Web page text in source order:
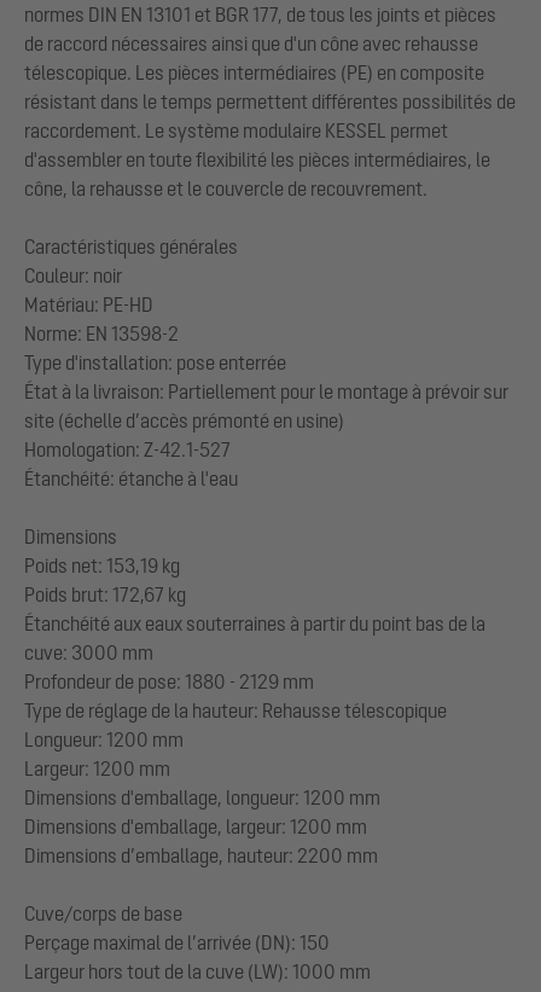
normes DIN EN 13101 et BGR 177, de tous les joints et pièces
de raccord nécessaires ainsi que d'un cône avec rehausse
télescopique. Les pièces intermédiaires (PE) en composite
résistant dans le temps permettent différentes possibilités de
raccordement. Le système modulaire KESSEL permet
d'assembler en toute flexibilité les pièces intermédiaires, le
cône, la rehausse et le couvercle de recouvrement.
Caractéristiques générales
Couleur: noir
Matériau: PE-HD
Norme: EN 13598-2
Type d'installation: pose enterrée
État à la livraison: Partiellement pour le montage à prévoir sur
site (échelle d’accès prémonté en usine)
Homologation: Z-42.1-527
Étanchéité: étanche à l'eau
Dimensions
Poids net: 153,19 kg
Poids brut: 172,67 kg
Étanchéité aux eaux souterraines à partir du point bas de la
cuve: 3000 mm
Profondeur de pose: 1880 - 2129 mm
Type de réglage de la hauteur: Rehausse télescopique
Longueur: 1200 mm
Largeur: 1200 mm
Dimensions d'emballage, longueur: 1200 mm
Dimensions d'emballage, largeur: 1200 mm
Dimensions d’emballage, hauteur: 2200 mm
Cuve/corps de base
Perçage maximal de l’arrivée (DN): 150
Largeur hors tout de la cuve (LW): 1000 mm